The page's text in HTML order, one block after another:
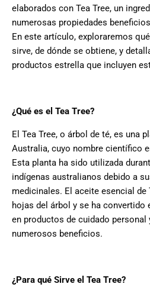
elaborados con Tea Tree, un
numerosas propiedades
En este artículo, exploraremos
sirve, de dónde se obtiene, y
productos estrella que incluyen
¿Qué es el Tea Tree?
El Tea Tree, o árbol de té, es una
Australia, cuyo nombre científico
Esta planta ha sido utilizada
indígenas australianos debido a
medicinales. El aceite esencial de
hojas del árbol y se ha convertido
en productos de cuidado
numerosos beneficios.
¿Para qué Sirve el Tea Tree?